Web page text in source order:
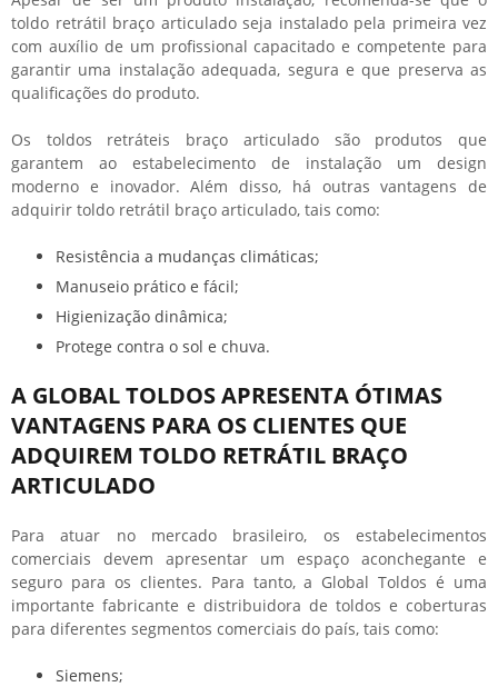
toldo retrátil braço articuladoseja instalado pela primeira vez
com auxílio de um profissional capacitado e competente para
garantir uma instalação adequada, segura e que preserva as
qualificações do produto.
Os toldos retráteis braço articulado são produtos que
garantem ao estabelecimento de instalação um design
moderno e inovador. Além disso, há outras vantagens de
adquirir toldo retrátil braço articulado, tais como:
Resistência a mudanças climáticas;
Manuseio prático e fácil;
Higienização dinâmica;
Protege contra o sol e chuva.
A GLOBAL TOLDOS APRESENTA ÓTIMAS
VANTAGENS PARA OS CLIENTES QUE
ADQUIREM TOLDO RETRÁTIL BRAÇO
ARTICULADO
Para atuar no mercado brasileiro, os estabelecimentos
comerciais devem apresentar um espaço aconchegante e
seguro para os clientes. Para tanto, a Global Toldos é uma
importante fabricante e distribuidora de toldos e coberturas
para diferentes segmentos comerciais do país, tais como:
Siemens;